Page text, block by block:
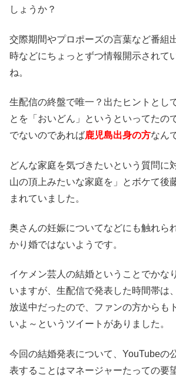
しょうか？
交際期間やプロポーズの言葉など番組
時などにちょっとずつ情報開示されて
ね。
生配信の終盤で唯一？出たヒントとし
とを「おいどん」というといってたの
でないのであれば鹿児島出身の方なん
どんな家庭を気づきたいという質問に
山の頂上みたいな家庭を」とボケて後
まれていました。
奥さんの妊娠についてなどにも触れら
かり婚ではないようです。
イケメン芸人の結婚ということでかな
いますが、生配信で発表した時間帯は
放送中だったので、ファンの方からも
いよ～というツイートがありました。
今回の結婚発表について、YouTubeの
表することはマネージャーたっての要